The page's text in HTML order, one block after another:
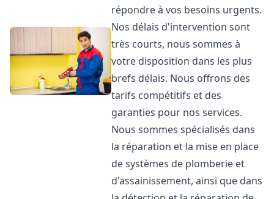
répondre à vos besoins urgents.
Nos délais d'intervention sont
très courts, nous sommes à
votre disposition dans les plus
brefs délais. Nous offrons des
tarifs compétitifs et des
garanties pour nos services.
Nous sommes spécialisés dans
la réparation et la mise en place
de systèmes de plomberie et
d'assainissement, ainsi que dans